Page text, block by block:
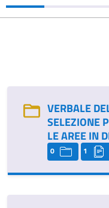
VERBALE
SELEZIONE
LE AREE IN
0 1